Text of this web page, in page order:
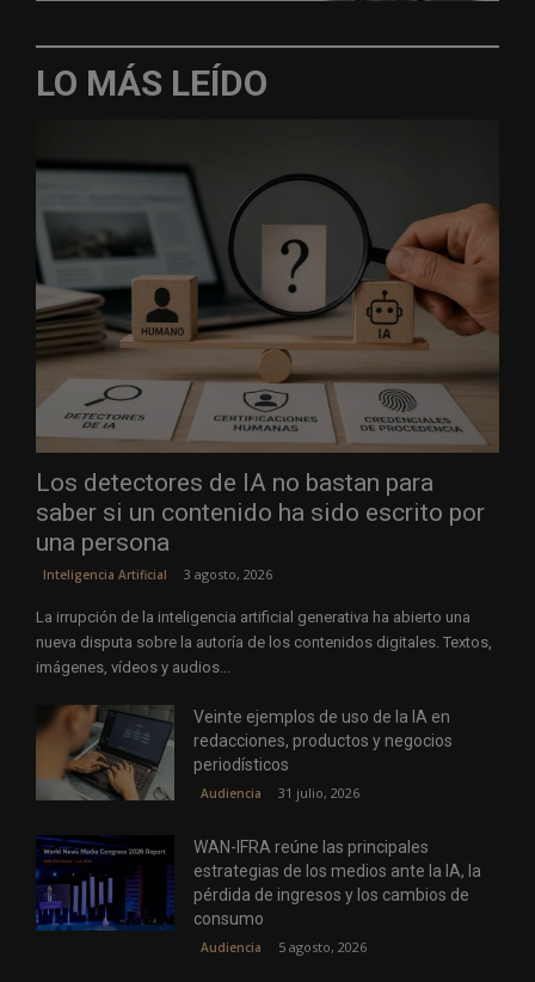
LO MÁS LEÍDO
Los detectores de IA no bastan para
saber si un contenido ha sido escrito por
una persona
Inteligencia Artificial 3 agosto, 2026
La irrupción de la inteligencia artificial generativa ha abierto una
nueva disputa sobre la autoría de los contenidos digitales. Textos,
imágenes, vídeos y audios...
Veinte ejemplos de uso de la IA en
redacciones, productos y negocios
periodísticos
Audiencia 31 julio, 2026
WAN-IFRA reúne las principales
estrategias de los medios ante la IA, la
pérdida de ingresos y los cambios de
consumo
Audiencia 5 agosto, 2026